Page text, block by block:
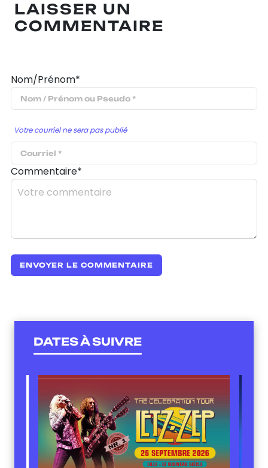
LAISSER UN
COMMENTAIRE
Nom/Prénom*
Votre courriel ne sera pas publié
Commentaire*
DATES À SUIVRE